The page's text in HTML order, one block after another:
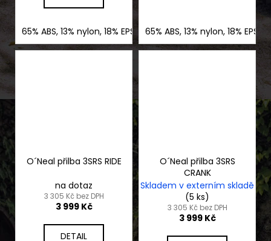
65% ABS, 13% nylon, 18% EPS, 4% nerez ocel65% ABS, 13% nylon, 18% EPS,
O´Neal přilba 3SRS RIDE
na dotaz
3 305 Kč bez DPH
3 999 Kč
DETAIL
O´Neal přilba 3SRS
CRANK
Skladem v externím skladě
(5 ks)
3 305 Kč bez DPH
3 999 Kč